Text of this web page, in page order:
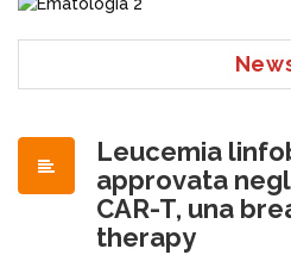
Leucemia
approvata
CAR-T, una
therapy